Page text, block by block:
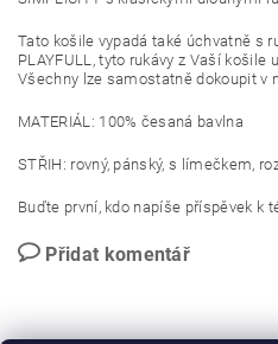
Tato košile vypadá také úchvatně s
PLAYFULL, tyto rukávy z Vaší
Všechny lze samostatně dokoupit v
MATERIÁL: 100% česaná bavlna
STŘIH: rovný, pánský, s límečkem,
Buďte první, kdo napíše příspěvek k
Přidat komentář